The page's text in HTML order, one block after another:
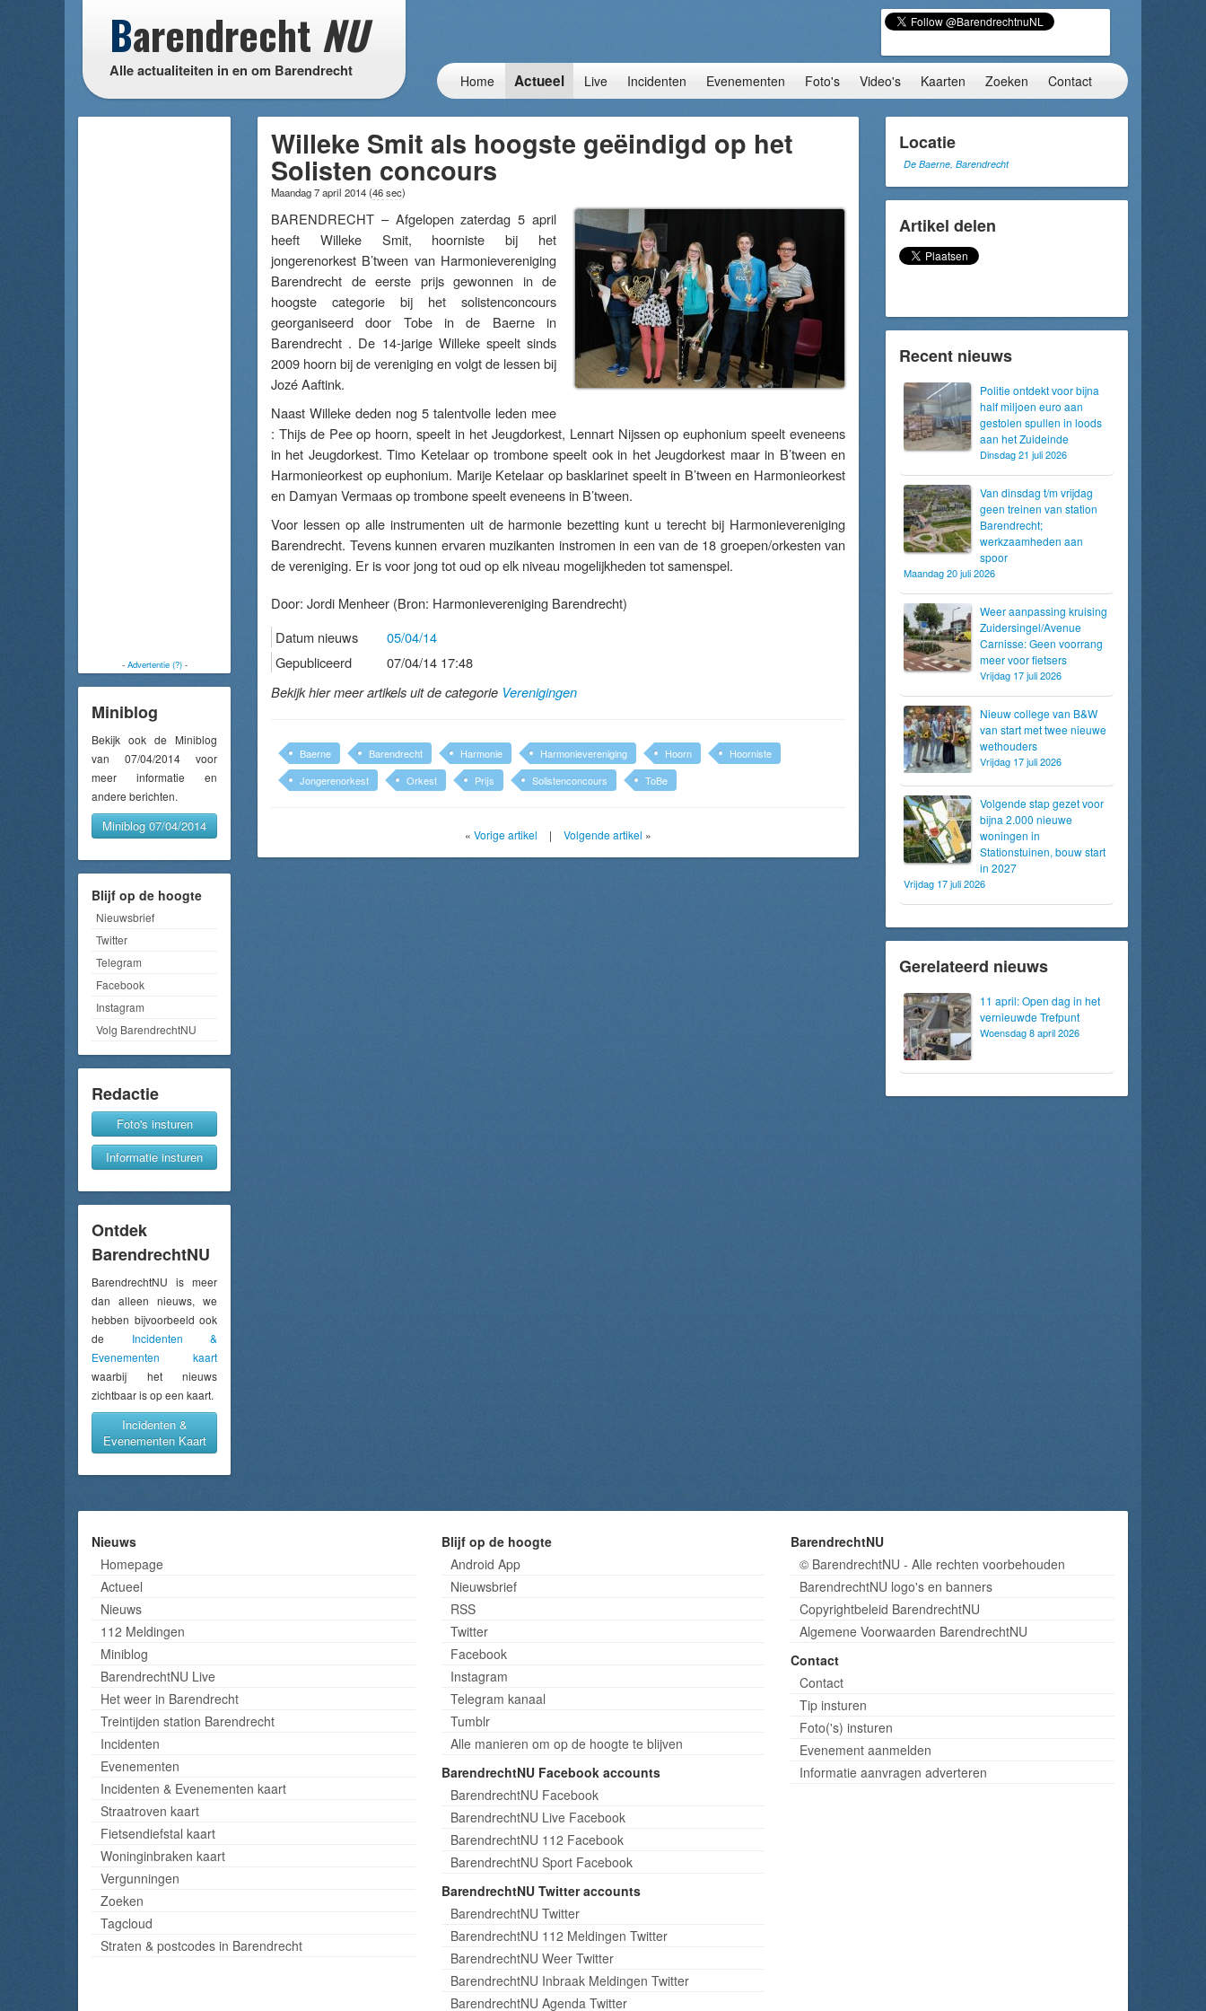
Barendrecht NU
Alle actualiteiten in en om Barendrecht
Home Actueel Live Incidenten Evenementen Foto's Video's Kaarten Zoeken Contact
- Advertentie (?)-
Miniblog
Bekijk ook de Miniblog
van 07/04/2014 voor
meer informatie en
andere berichten.
Miniblog 07/04/2014
Blijf op de hoogte
Nieuwsbrief
Twitter
Telegram
Facebook
Instagram
Volg BarendrechtNU
Redactie
Foto's insturen
Informatie insturen
Ontdek
BarendrechtNU
BarendrechtNU is meer
dan alleen nieuws, we
hebben bijvoorbeeld ook
de Incidenten &
Evenementen kaart
waarbij het nieuws
zichtbaar is op een kaart.
Incidenten &
Evenementen Kaart
Willeke Smit als hoogste geëindigd op het
Solisten concours
Maandag 7 april 2014(46 sec)
BARENDRECHT – Afgelopen zaterdag 5 april
heeft Willeke Smit, hoorniste bij het
jongerenorkest B’tween van Harmonievereniging
Barendrecht de eerste prijs gewonnen in de
hoogste categorie bij het solistenconcours
georganiseerd door Tobe in de Baerne in
Barendrecht . De 14-jarige Willeke speelt sinds
2009 hoorn bij de vereniging en volgt de lessen bij
Jozé Aaftink.
Naast Willeke deden nog 5 talentvolle leden mee
: Thijs de Pee op hoorn, speelt in het Jeugdorkest, Lennart Nijssen op euphonium speelt eveneens
in het Jeugdorkest. Timo Ketelaar op trombone speelt ook in het Jeugdorkest maar in B’tween en
Harmonieorkest op euphonium. Marije Ketelaar op basklarinet speelt in B’tween en Harmonieorkest
en Damyan Vermaas op trombone speelt eveneens in B’tween.
Voor lessen op alle instrumenten uit de harmonie bezetting kunt u terecht bij Harmonievereniging
Barendrecht. Tevens kunnen ervaren muzikanten instromen in een van de 18 groepen/orkesten van
de vereniging. Er is voor jong tot oud op elk niveau mogelijkheden tot samenspel.
Door: Jordi Menheer (Bron: Harmonievereniging Barendrecht)
Datum nieuws
05/04/14
Gepubliceerd
07/04/14 17:48
Bekijk hier meer artikels uit de categorie Verenigingen
Baerne Barendrecht Harmonie Harmonievereniging Hoorn
Hoorniste
Jongerenorkest
Orkest Prijs Solistenconcours ToBe
« Vorige artikel | Volgende artikel »
Locatie
De Baerne, Barendrecht
Artikel delen
Recent nieuws
Politie ontdekt voor bijna
half miljoen euro aan
gestolen spullen in loods
aan het Zuideinde
Dinsdag 21 juli 2026
Van dinsdag t/m vrijdag
geen treinen van station
Barendrecht;
werkzaamheden aan
spoor
Maandag 20 juli 2026
Weer aanpassing kruising
Zuidersingel/Avenue
Carnisse: Geen voorrang
meer voor fietsers
Vrijdag 17 juli 2026
Nieuw college van B&W
van start met twee nieuwe
wethouders
Vrijdag 17 juli 2026
Volgende stap gezet voor
bijna 2.000 nieuwe
woningen in
Stationstuinen, bouw start
in 2027
Vrijdag 17 juli 2026
Gerelateerd nieuws
11 april: Open dag in het
vernieuwde Trefpunt
Woensdag 8 april 2026
Nieuws
Homepage
Actueel
Nieuws
112 Meldingen
Miniblog
BarendrechtNU Live
Het weer in Barendrecht
Treintijden station Barendrecht
Incidenten
Evenementen
Incidenten & Evenementen kaart
Straatroven kaart
Fietsendiefstal kaart
Woninginbraken kaart
Vergunningen
Zoeken
Tagcloud
Straten & postcodes in Barendrecht
Blijf op de hoogte
Android App
Nieuwsbrief
RSS
Twitter
Facebook
Instagram
Telegram kanaal
Tumblr
Alle manieren om op de hoogte te blijven
BarendrechtNU Facebook accounts
BarendrechtNU Facebook
BarendrechtNU Live Facebook
BarendrechtNU 112 Facebook
BarendrechtNU Sport Facebook
BarendrechtNU Twitter accounts
BarendrechtNU Twitter
BarendrechtNU 112 Meldingen Twitter
BarendrechtNU Weer Twitter
BarendrechtNU Inbraak Meldingen Twitter
BarendrechtNU Agenda Twitter
BarendrechtNU
© BarendrechtNU - Alle rechten voorbehouden
BarendrechtNU logo's en banners
Copyrightbeleid BarendrechtNU
Algemene Voorwaarden BarendrechtNU
Contact
Contact
Tip insturen
Foto('s) insturen
Evenement aanmelden
Informatie aanvragen adverteren